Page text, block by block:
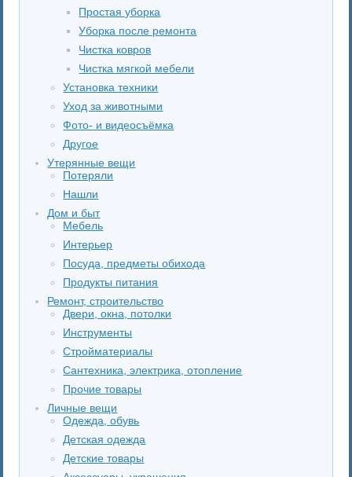
Простая уборка
Уборка после ремонта
Чистка ковров
Чистка мягкой мебели
Установка техники
Уход за животными
Фото- и видеосъёмка
Другое
Утерянные вещи
Потеряли
Нашли
Дом и быт
Мебель
Интерьер
Посуда, предметы обихода
Продукты питания
Ремонт, строительство
Двери, окна, потолки
Инструменты
Стройматериалы
Сантехника, электрика, отопление
Прочие товары
Личные вещи
Одежда, обувь
Детская одежда
Детские товары